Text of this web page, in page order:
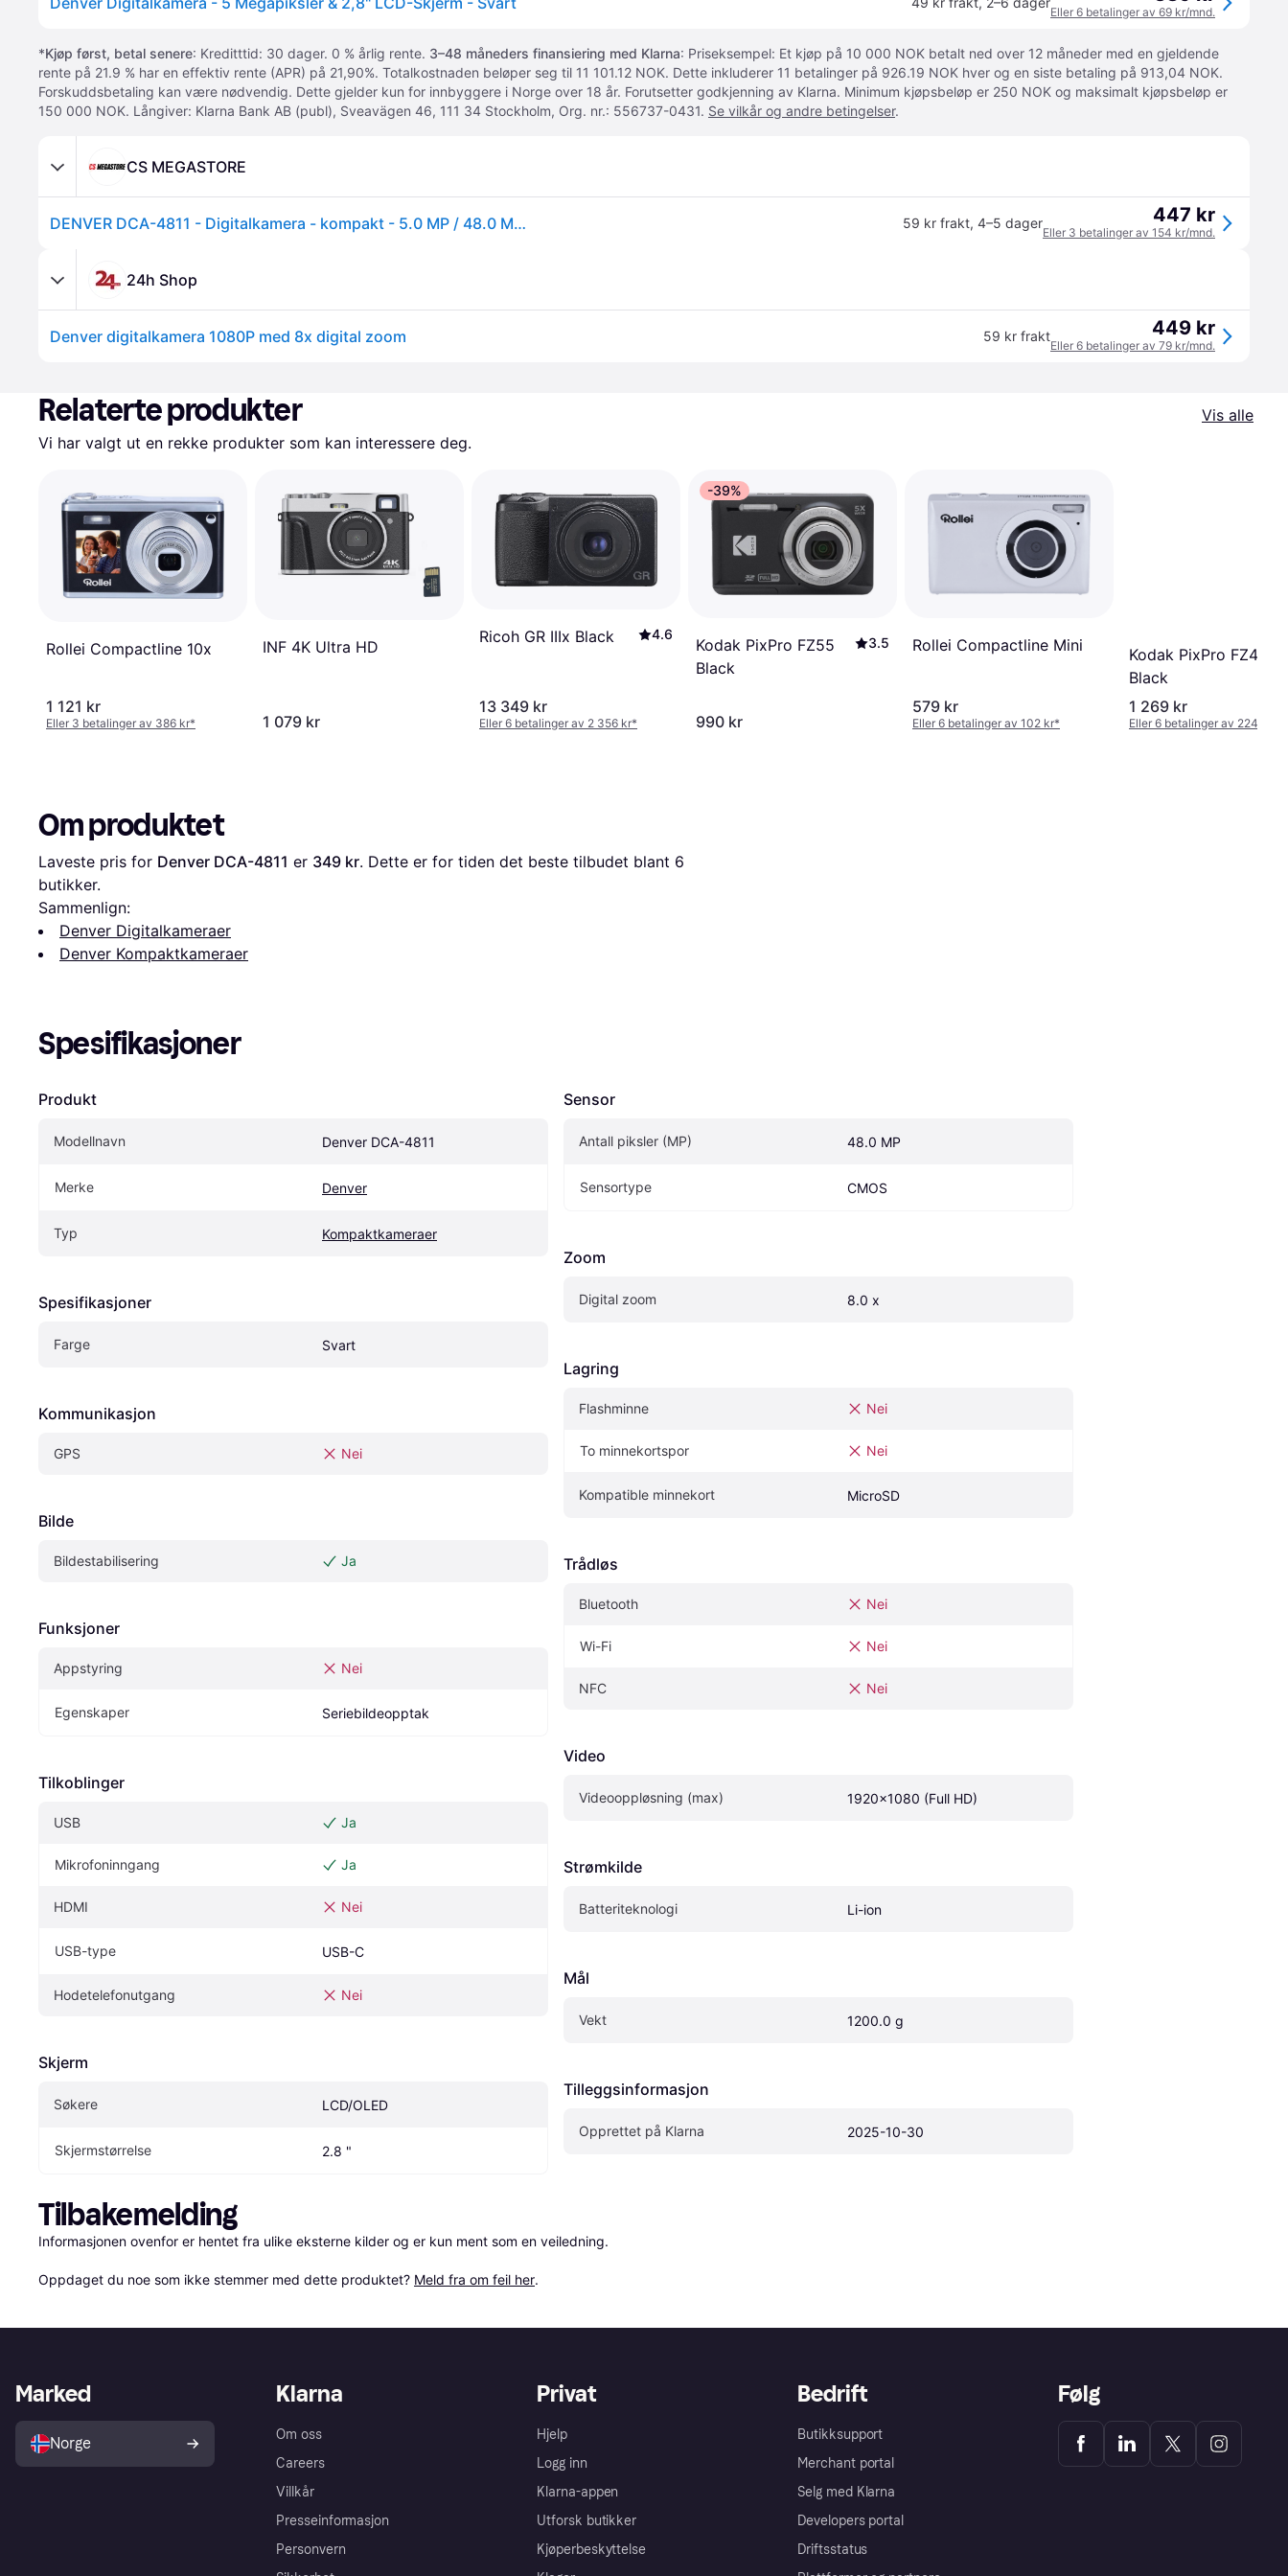
Eller 6 betalinger av 69 kr/mnd.
*Kjøp først, betal senere: Kreditttid: 30 dager. 0 % årlig rente. 3–48 måneders finansiering med Klarna: Priseksempel: Et kjøp på 10 000 NOK betalt ned over 12 måneder med en gjeldende
rente på 21.9 % har en effektiv rente (APR) på 21,90%. Totalkostnaden beløper seg til 11 101.12 NOK. Dette inkluderer 11 betalinger på 926.19 NOK hver og en siste betaling på 913,04 NOK.
Forskuddsbetaling kan være nødvendig. Dette gjelder kun for innbyggere i Norge over 18 år. Forutsetter godkjenning av Klarna. Minimum kjøpsbeløp er 250 NOK og maksimalt kjøpsbeløp er
150 000 NOK. Långiver: Klarna Bank AB (publ), Sveavägen 46, 111 34 Stockholm, Org. nr.: 556737-0431. Se vilkår og andre betingelser.
CS MEGASTORE
DENVER DCA-4811 - Digitalkamera - kompakt - 5.0 MP / 48.0 MP (interpolert) - svart 59 kr frakt, 4–5 dager 447 kr
Eller 3 betalinger av 154 kr/mnd.
24h Shop
Denver digitalkamera 1080P med 8x digital zoom 59 kr frakt 449 kr
Eller 6 betalinger av 79 kr/mnd.
Relaterte produkter
Vis alle
Vi har valgt ut en rekke produkter som kan interessere deg.
Rollei Compactline 10x
1 121 kr
Eller 3 betalinger av 386 kr*
INF 4K Ultra HD
1 079 kr
Ricoh GR IIIx Black 4.6
13 349 kr
Eller 6 betalinger av 2 356 kr*
-39%
Kodak PixPro FZ55
Black
3.5
990 kr
Rollei Compactline Mini
579 kr
Eller 6 betalinger av 102 kr*
Kodak PixPro FZ45
Black
1 269 kr
Eller 6 betalinger av 224 kr
Om produktet
Laveste pris for Denver DCA-4811 er 349 kr. Dette er for tiden det beste tilbudet blant 6
butikker.
Sammenlign:
Denver Digitalkameraer
Denver Kompaktkameraer
Spesifikasjoner
Produkt
Modellnavn Denver DCA-4811
Merke Denver
Typ Kompaktkameraer
Spesifikasjoner
Farge Svart
Kommunikasjon
GPS Nei
Bilde
Bildestabilisering Ja
Funksjoner
Appstyring Nei
Egenskaper Seriebildeopptak
Tilkoblinger
USB Ja
Mikrofoninngang Ja
HDMI Nei
USB-type USB-C
Hodetelefonutgang Nei
Skjerm
Søkere LCD/OLED
Skjermstørrelse 2.8 "
Sensor
Antall piksler (MP) 48.0 MP
Sensortype CMOS
Zoom
Digital zoom 8.0 x
Lagring
Flashminne Nei
To minnekortspor Nei
Kompatible minnekort MicroSD
Trådløs
Bluetooth Nei
Wi-Fi Nei
NFC Nei
Video
Videooppløsning (max) 1920x1080 (Full HD)
Strømkilde
Batteriteknologi Li-ion
Mål
Vekt 1200.0 g
Tilleggsinformasjon
Opprettet på Klarna 2025-10-30
Tilbakemelding
Informasjonen ovenfor er hentet fra ulike eksterne kilder og er kun ment som en veiledning.
Oppdaget du noe som ikke stemmer med dette produktet? Meld fra om feil her.
Klarna
Om oss
Careers
Villkår
Presseinformasjon
Personvern
Privat
Hjelp
Logg inn
Klarna-appen
Utforsk butikker
Kjøperbeskyttelse
Bedrift
Butikksupport
Merchant portal
Selg med Klarna
Developers portal
Driftsstatus
Marked
Norge
Følg